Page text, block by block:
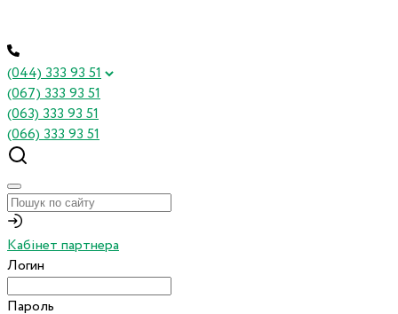
(044) 333 93 51
(067) 333 93 51
(063) 333 93 51
(066) 333 93 51
Кабінет партнера
Логин
Пароль